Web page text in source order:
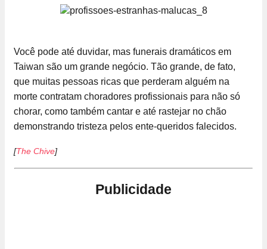
Você pode até duvidar, mas funerais dramáticos em
Taiwan são um grande negócio. Tão grande, de fato,
que muitas pessoas ricas que perderam alguém na
morte contratam choradores profissionais para não só
chorar, como também cantar e até rastejar no chão
demonstrando tristeza pelos ente-queridos falecidos.
[The Chive]
Publicidade